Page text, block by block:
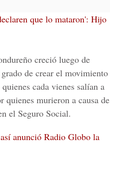
que lo mataron': Hijo
creció luego de
de crear el movimiento
quienes cada vienes salían a
murieron a causa de
el Seguro Social.
anunció Radio Globo la